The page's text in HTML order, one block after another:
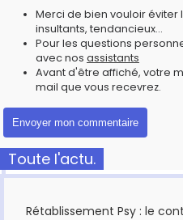
Merci de bien vouloir
insultants, tendancieux...
Pour les questions
avec nos assistants
Avant d'être affiché, votre
mail que vous recevrez.
Toute l'actu.
Rétablissement Psy : le